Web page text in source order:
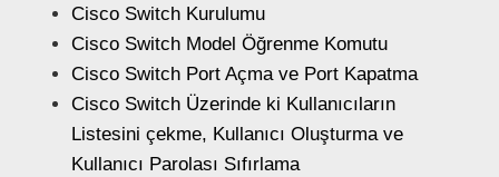
Cisco Switch Kurulumu
Cisco Switch Model Öğrenme Komutu
Cisco Switch Port Açma ve Port Kapatma
Cisco Switch Üzerinde ki Kullanıcıların
Listesini çekme, Kullanıcı Oluşturma ve
Kullanıcı Parolası Sıfırlama